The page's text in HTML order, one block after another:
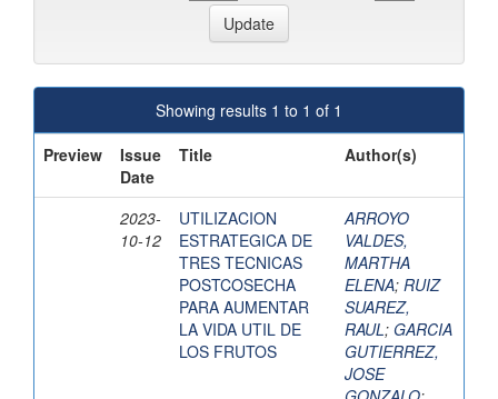
Showing results 1 to 1 of 1
Preview
Issue
Date
Title Author(s)
2023-
10-12
UTILIZACION
ESTRATEGICA DE
TRES TECNICAS
POSTCOSECHA
PARA AUMENTAR
LA VIDA UTIL DE
LOS FRUTOS
ARROYO
VALDES,
MARTHA
ELENA; RUIZ
SUAREZ,
RAUL; GARCIA
GUTIERREZ,
JOSE